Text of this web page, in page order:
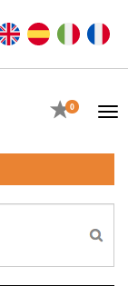
EN ES
Favoritos
0